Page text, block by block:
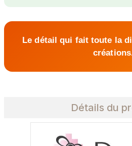
Le détail qui fait toute la
Détails du